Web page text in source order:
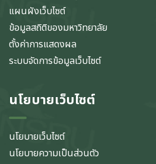
แผนผังเว็บไซต์
ข้อมูลสถิติของมหาวิทยาลัย
ตั้งค่าการแสดงผล
ระบบจัดการข้อมูลเว็บไซต์
นโยบายเว็บไซต์
นโยบายเว็บไซต์
นโยบายความเป็นส่วนตัว